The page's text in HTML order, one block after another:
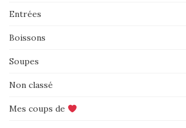
Entrées
Boissons
Soupes
Non classé
Mes coups de